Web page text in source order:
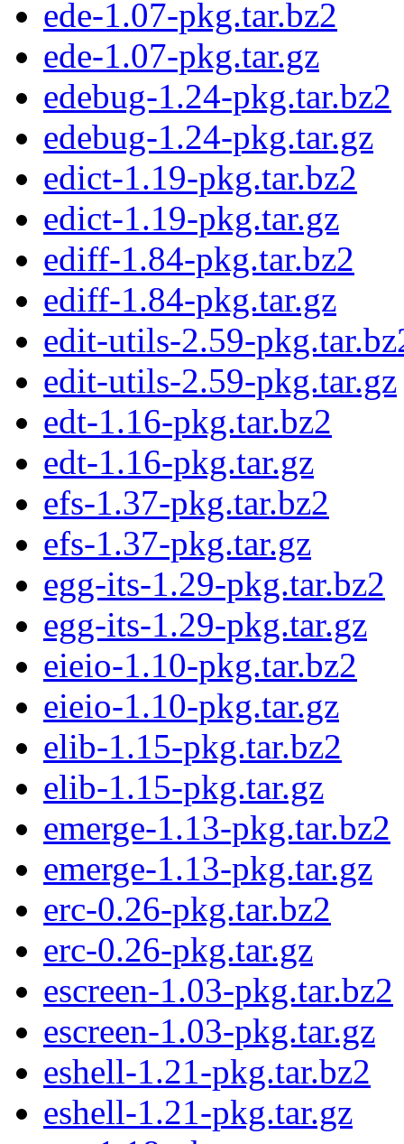
ede-1.07-pkg.tar.bz2
ede-1.07-pkg.tar.gz
edebug-1.24-pkg.tar.bz2
edebug-1.24-pkg.tar.gz
edict-1.19-pkg.tar.bz2
edict-1.19-pkg.tar.gz
ediff-1.84-pkg.tar.bz2
ediff-1.84-pkg.tar.gz
edit-utils-2.59-
edit-utils-2.59-pkg.tar.gz
edt-1.16-pkg.tar.bz2
edt-1.16-pkg.tar.gz
efs-1.37-pkg.tar.bz2
efs-1.37-pkg.tar.gz
egg-its-1.29-pkg.tar.bz2
egg-its-1.29-pkg.tar.gz
eieio-1.10-pkg.tar.bz2
eieio-1.10-pkg.tar.gz
elib-1.15-pkg.tar.bz2
elib-1.15-pkg.tar.gz
emerge-1.13-pkg.tar.bz2
emerge-1.13-pkg.tar.gz
erc-0.26-pkg.tar.bz2
erc-0.26-pkg.tar.gz
escreen-1.03-pkg.tar.bz2
escreen-1.03-pkg.tar.gz
eshell-1.21-pkg.tar.bz2
eshell-1.21-pkg.tar.gz